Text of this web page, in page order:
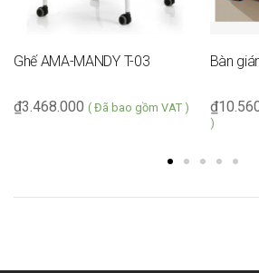
Ghế AMA-MANDY T-03
3.468.000
₫ ( Đã bao gồm VAT )
Bàn
₫
)